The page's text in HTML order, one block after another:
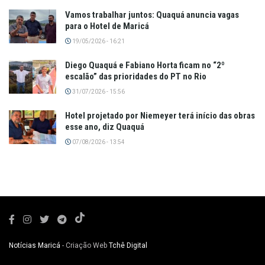
Vamos trabalhar juntos: Quaquá anuncia vagas
para o Hotel de Maricá
19/05/2026 - 16:21
Diego Quaquá e Fabiano Horta ficam no “2º
escalão” das prioridades do PT no Rio
31/07/2026 - 15:56
Hotel projetado por Niemeyer terá início das obras
esse ano, diz Quaquá
07/08/2026 - 13:54
Notícias Maricá - Criação Web Tchê Digital